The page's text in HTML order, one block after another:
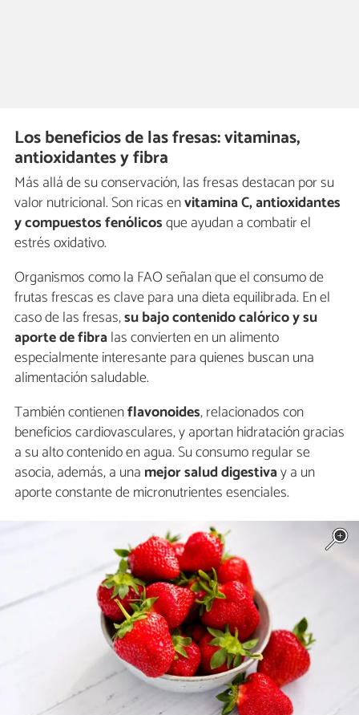
Los beneficios de las fresas: vitaminas,
antioxidantes y fibra
Más allá de su conservación, las fresas destacan por su
valor nutricional. Son ricas envitamina C, antioxidantes
y compuestos fenólicosque ayudan a combatir el
estrés oxidativo.
Organismos como la FAO señalan que el consumo de
frutas frescas es clave para una dieta equilibrada. En el
caso de las fresas,su bajo contenido calórico y su
aporte de fibralas convierten en un alimento
especialmente interesante para quienes buscan una
alimentación saludable.
También contienenflavonoides, relacionados con
beneficios cardiovasculares, y aportan hidratación gracias
a su alto contenido en agua. Su consumo regular se
asocia, además, a una mejor salud digestivay a un
aporte constante de micronutrientes esenciales.